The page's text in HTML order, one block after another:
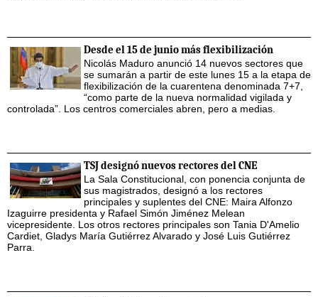
Desde el 15 de junio más flexibilización
Nicolás Maduro anunció 14 nuevos sectores que
se sumarán a partir de este lunes 15 a la etapa de
flexibilización de la cuarentena denominada 7+7,
“como parte de la nueva normalidad vigilada y
controlada”. Los centros comerciales abren, pero a medias.
TSJ designó nuevos rectores del CNE
La Sala Constitucional, con ponencia conjunta de
sus magistrados, designó a los rectores
principales y suplentes del CNE: Maira Alfonzo
Izaguirre presidenta y Rafael Simón Jiménez Melean
vicepresidente. Los otros rectores principales son Tania D'Amelio
Cardiet, Gladys María Gutiérrez Alvarado y José Luis Gutiérrez
Parra.